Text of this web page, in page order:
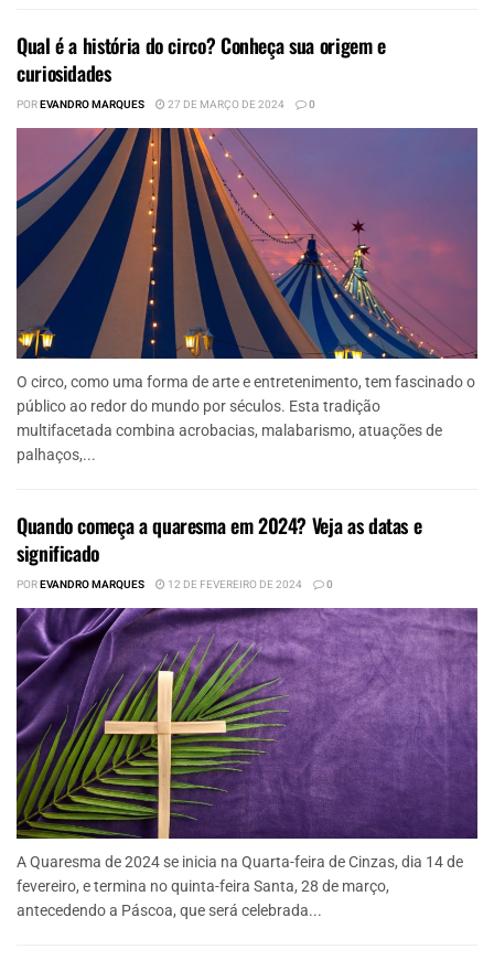
Qual é a história do circo? Conheça sua origem e
curiosidades
POREVANDRO MARQUES 27 DE MARÇO DE 2024 0
O circo, como uma forma de arte e entretenimento, tem fascinado o
público ao redor do mundo por séculos. Esta tradição
multifacetada combina acrobacias, malabarismo, atuações de
palhaços,...
Quando começa a quaresma em 2024? Veja as datas e
significado
POREVANDRO MARQUES 12 DE FEVEREIRO DE 2024 0
A Quaresma de 2024 se inicia na Quarta-feira de Cinzas, dia 14 de
fevereiro, e termina no quinta-feira Santa, 28 de março,
antecedendo a Páscoa, que será celebrada...